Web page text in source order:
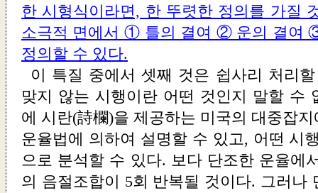
한 시형식이라면, 한 뚜렷한 정의를 가질
소극적 면에서 ① 틀의 결여 ② 운의 결여
정의할 수 있다.
이 특질 중에서 셋째 것은 쉽사리 처리
맞지 않는 시행이란 어떤 것인지 말할 수
에 시란(詩欄)을 제공하는 미국의 대중잡
운율법에 의하여 설명할 수 있고, 어떤 시
으로 분석할 수 있다. 보다 단조한 운율에
의 음절조합이 5회 반복될 것이다. 그러나